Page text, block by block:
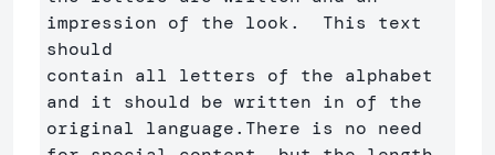
impression of the look.  This text
should
contain all letters of the alphabet
and it should be written in of the
original language.There is no need